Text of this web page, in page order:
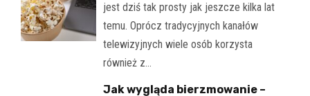
jest dziś tak prosty jak jeszcze kilka lat
temu. Oprócz tradycyjnych kanałów
telewizyjnych wiele osób korzysta
również z…
Jak wygląda bierzmowanie –